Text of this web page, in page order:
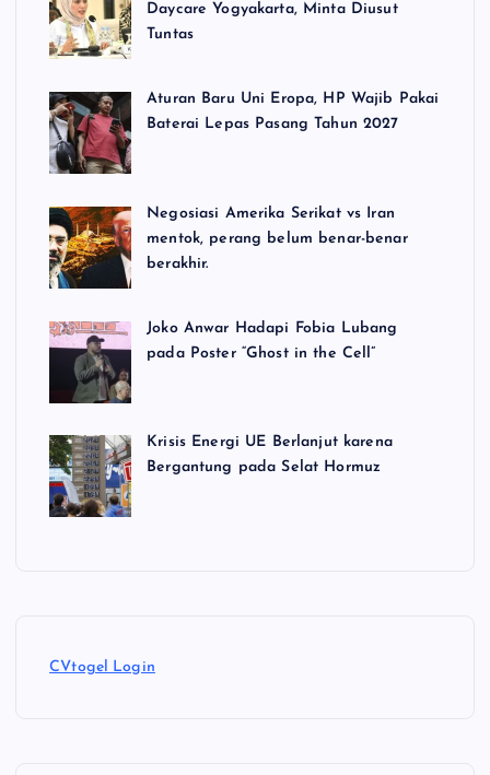
Daycare Yogyakarta, Minta Diusut
Tuntas
Aturan Baru Uni Eropa, HP Wajib Pakai
Baterai Lepas Pasang Tahun 2027
Negosiasi Amerika Serikat vs Iran
mentok, perang belum benar-benar
berakhir.
Joko Anwar Hadapi Fobia Lubang
pada Poster “Ghost in the Cell”
Krisis Energi UE Berlanjut karena
Bergantung pada Selat Hormuz
CVtogel Login